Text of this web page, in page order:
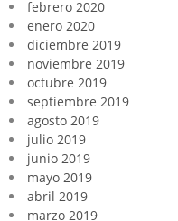
febrero 2020
enero 2020
diciembre 2019
noviembre 2019
octubre 2019
septiembre 2019
agosto 2019
julio 2019
junio 2019
mayo 2019
abril 2019
marzo 2019